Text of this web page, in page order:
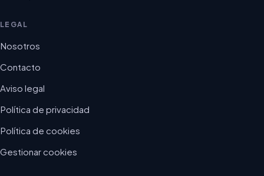
LEGAL
Nosotros
Contacto
Aviso legal
Política de privacidad
Política de cookies
Gestionar cookies